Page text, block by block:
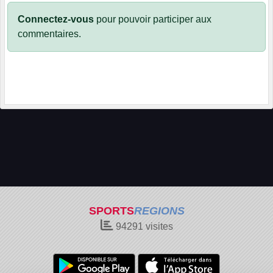
Connectez-vous pour pouvoir participer aux
commentaires.
SPORTSREGIONS
94291 visites